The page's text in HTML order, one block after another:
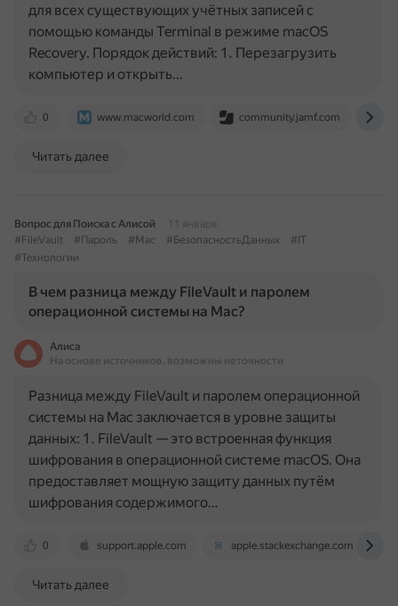
0 www.macworld.com community.jamf.com
для всех существующих учётных записей с
помощью команды Terminal в режиме macOS
Recovery. Порядок действий: 1. Перезагрузить
компьютер и открыть…
Читать далее
Вопрос для Поиска с Алисой
11 января
#FileVault
#Пароль #Mac #БезопасностьДанных
#IT
#Технологии
В чем разница между FileVault и паролем
операционной системы на Mac?
Алиса
На основе источников, возможны неточности
0 support.apple.com apple.stackexchange.com
Разница между FileVault и паролем операционной
системы на Mac заключается в уровне защиты
данных: 1. FileVault — это встроенная функция
шифрования в операционной системе macOS. Она
предоставляет мощную защиту данных путём
шифрования содержимого…
Читать далее